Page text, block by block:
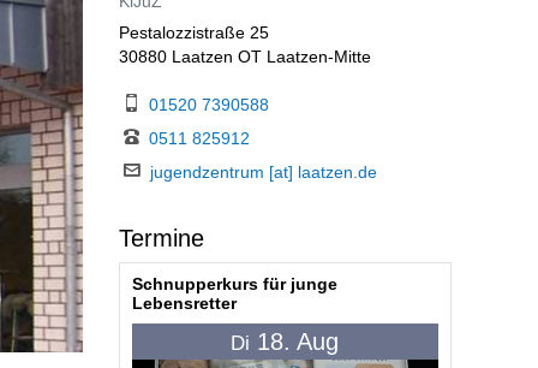
Pestalozzistraße 25
30880 Laatzen OT Laatzen-Mitte
01520 7390588
0511 825912
jugendzentrum [at] laatzen.de
Termine
Schnupperkurs für junge
Lebensretter
Di 18. Aug